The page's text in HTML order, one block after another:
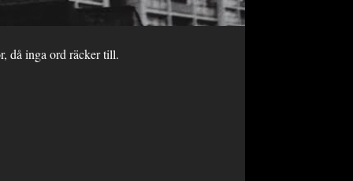
då inga ord räcker till.